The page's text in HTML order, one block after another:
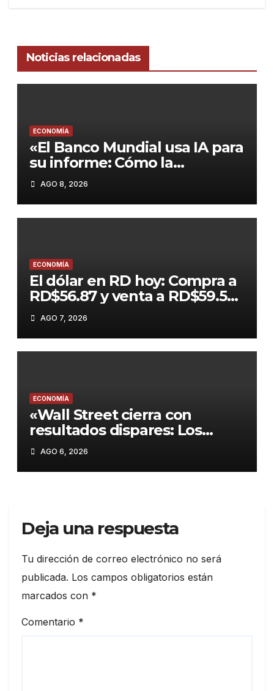
Noticias relacionadas
ECONOMÍA
«El Banco Mundial usa IA para
su informe: Cómo la
inteligencia artificial puede
ser clave para el desarrollo
global»
AGO 8, 2026
ECONOMÍA
El dólar en RD hoy: Compra a
RD$56.87 y venta a RD$59.57,
con el peso dominicano en su
mejor momento del año
AGO 7, 2026
ECONOMÍA
«Wall Street cierra con
resultados dispares: Los
mercados esperan un
acuerdo entre EE.UU. e Irán y
el Dow Jones marca un
AGO 6, 2026
Deja una respuesta
Tu dirección de correo electrónico no será
publicada. Los campos obligatorios están
marcados con *
Comentario *